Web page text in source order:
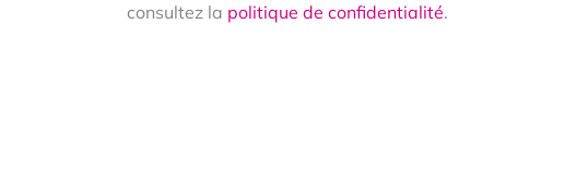
consultez la politique de confidentialité.